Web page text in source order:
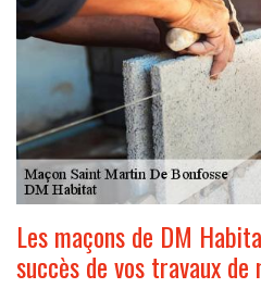
Les maçons de DM
succès de vos travaux de